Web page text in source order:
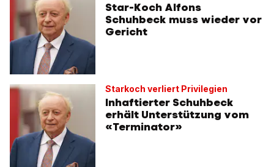
Star-Koch Alfons
Schuhbeck muss wieder vor
Gericht
Starkoch verliert Privilegien
Inhaftierter Schuhbeck
erhält Unterstützung vom
«Terminator»